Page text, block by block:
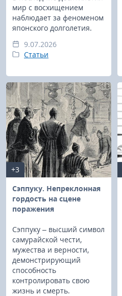
мир с восхищением
наблюдает за феноменом
японского долголетия.
9.07.2026
Статьи
+3
Сэппуку. Непреклонная
гордость на сцене
поражения
Сэппуку – высший символ
самурайской чести,
мужества и верности,
демонстрирующий
способность
контролировать свою
жизнь и смерть.